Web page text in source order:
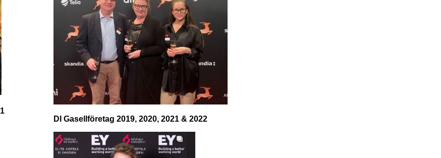
DI Gasellföretag 2019, 2020, 2021 & 2022